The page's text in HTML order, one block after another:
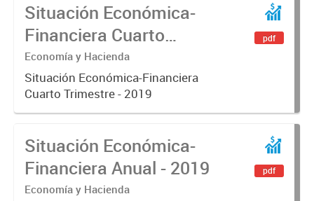
Situación Económica-
Financiera Cuarto
Trimestre - 2019
Economía y Hacienda
Situación Económica-Financiera
Cuarto Trimestre - 2019
pdf
Situación Económica-
Financiera Anual - 2019
Economía y Hacienda
pdf